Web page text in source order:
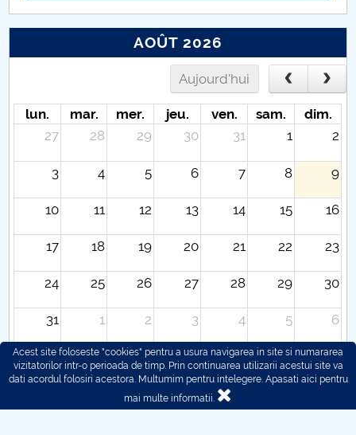
AOÛT 2026
Aujourd'hui
lun. mar. mer. jeu. ven. sam.
dim.
27
28 29 30 31 1 2
3 4 5 6 7 8 9
10 11 12 13 14 15 16
17 18 19 20 21 22 23
24 25 26 27 28 29 30
31 1 2 3 4 5 6
Acest site foloseste "cookies" pentru a usura navigarea in site si numararea
vizitatorilor intr-o perioada de timp. Prin continuarea utilizarii acestui site va
dati acordul folosiri acestora. Multumim pentru intelegere. Apasati aici pentru
mai multe informatii.